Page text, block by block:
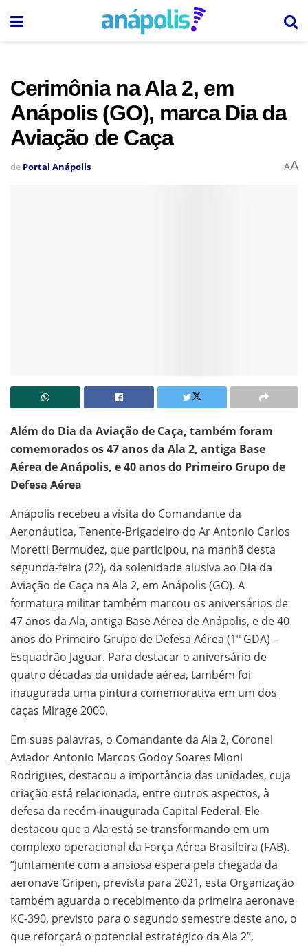
Cerimônia na Ala 2, em
Anápolis (GO), marca Dia da
Aviação de Caça
de Portal Anápolis AA
Além do Dia da Aviação de Caça, também foram
comemorados os 47 anos da Ala 2, antiga Base
Aérea de Anápolis, e 40 anos do Primeiro Grupo de
Defesa Aérea
Anápolis recebeu a visita do Comandante da
Aeronáutica, Tenente-Brigadeiro do Ar Antonio Carlos
Moretti Bermudez, que participou, na manhã desta
segunda-feira (22), da solenidade alusiva ao Dia da
Aviação de Caça na Ala 2, em Anápolis (GO). A
formatura militar também marcou os aniversários de
47 anos da Ala, antiga Base Aérea de Anápolis, e de 40
anos do Primeiro Grupo de Defesa Aérea (1º GDA) –
Esquadrão Jaguar. Para destacar o aniversário de
quatro décadas da unidade aérea, também foi
inaugurada uma pintura comemorativa em um dos
caças Mirage 2000.
Em suas palavras, o Comandante da Ala 2, Coronel
Aviador Antonio Marcos Godoy Soares Mioni
Rodrigues, destacou a importância das unidades, cuja
criação está relacionada, entre outros aspectos, à
defesa da recém-inaugurada Capital Federal. Ele
destacou que a Ala está se transformando em um
complexo operacional da Força Aérea Brasileira (FAB).
“Juntamente com a ansiosa espera pela chegada da
aeronave Gripen, prevista para 2021, esta Organização
também aguarda o recebimento da primeira aeronave
KC-390, previsto para o segundo semestre deste ano, o
que reforçará o potencial estratégico da Ala 2”,